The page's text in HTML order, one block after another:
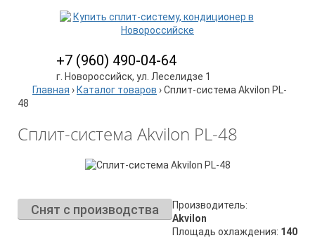
+7 (960) 490-04-64
г. Новороссийск, ул. Леселидзе 1
Главная › Каталог товаров ›Сплит-система Akvilon PL-
48
Сплит-система Akvilon PL-48
Снят с производства
Производитель:
Akvilon
Площадь охлаждения: 140